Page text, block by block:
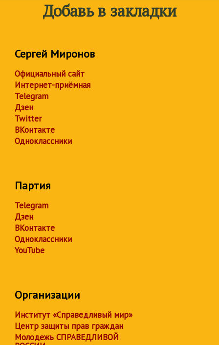
Добавь в закладки
Сергей Миронов
Официальный сайт
Интернет-приёмная
Telegram
Дзен
Twitter
ВКонтакте
Одноклассники
Партия
Telegram
Дзен
ВКонтакте
Одноклассники
YouTube
Организации
Институт «Справедливый мир»
Центр защиты прав граждан
Молодежь СПРАВЕДЛИВОЙ